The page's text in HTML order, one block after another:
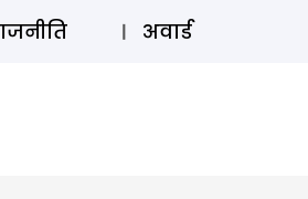
⚲ SUBSCRIBE
अवार्ड